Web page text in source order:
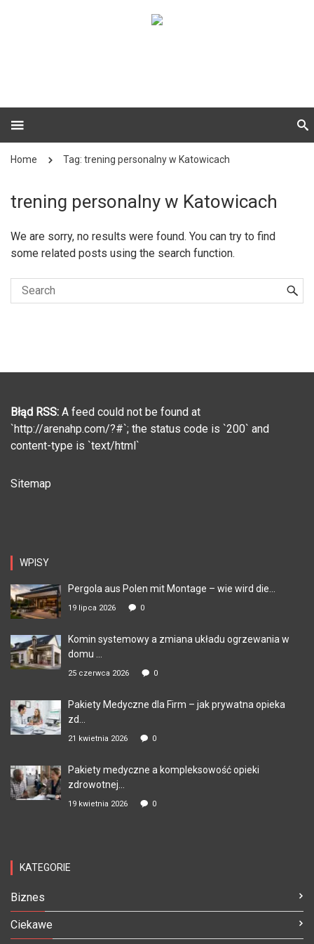
Home Tag: trening personalny w Katowicach
trening personalny w Katowicach
We are sorry, no results were found. You can try to find
some related posts using the search function.
Błąd RSS: A feed could not be found at
`http://arenahp.com/?#`; the status code is `200` and
content-type is `text/html`
Sitemap
WPISY
Pergola aus Polen mit Montage – wie wird die...
19 lipca 2026 0
Komin systemowy a zmiana układu ogrzewania w
domu ...
25 czerwca 2026 0
Pakiety Medyczne dla Firm – jak prywatna opieka
zd...
21 kwietnia 2026 0
Pakiety medyczne a kompleksowość opieki
zdrowotnej...
19 kwietnia 2026 0
KATEGORIE
Biznes
Ciekawe